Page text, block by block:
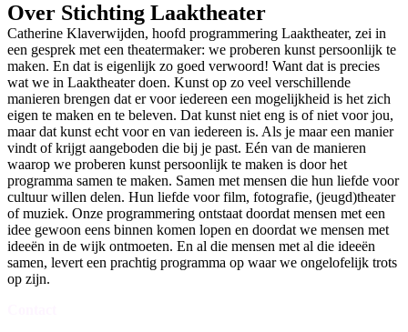
Over Stichting Laaktheater
Catherine Klaverwijden, hoofd programmering Laaktheater, zei in
een gesprek met een theatermaker: we proberen kunst persoonlijk te
maken. En dat is eigenlijk zo goed verwoord! Want dat is precies
wat we in Laaktheater doen. Kunst op zo veel verschillende
manieren brengen dat er voor iedereen een mogelijkheid is het zich
eigen te maken en te beleven. Dat kunst niet eng is of niet voor jou,
maar dat kunst echt voor en van iedereen is. Als je maar een manier
vindt of krijgt aangeboden die bij je past. Eén van de manieren
waarop we proberen kunst persoonlijk te maken is door het
programma samen te maken. Samen met mensen die hun liefde voor
cultuur willen delen. Hun liefde voor film, fotografie, (jeugd)theater
of muziek. Onze programmering ontstaat doordat mensen met een
idee gewoon eens binnen komen lopen en doordat we mensen met
ideeën in de wijk ontmoeten. En al die mensen met al die ideeën
samen, levert een prachtig programma op waar we ongelofelijk trots
op zijn.